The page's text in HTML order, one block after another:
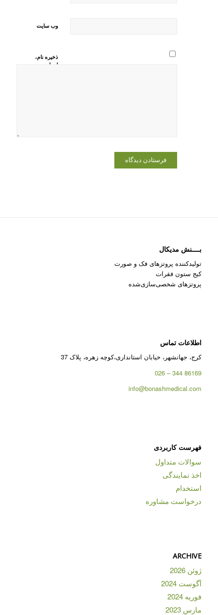
وب‌ سایت
ذخیره نام،
ایمیل و
بــــنش مدیکال
تولیدکننده پروتزهای فک و صورت
کیج ستون فقرات
پروتزهای شخصی‌سازی‌شده
اطلاعات تماس
کرج، جهانشهر، خیابان استانداری،کوچه زهره، پلاک 37
86169 344 – 026
info@bonashmedical.com
فهرست کاربردی
سوالات متداول
اخذ نمایندگی
استخدام
درخواست مشاوره
ARCHIVE
ژوئن 2026
آگوست 2024
فوریه 2024
مارس 2023